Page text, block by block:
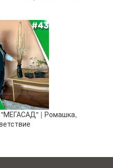
| Ромашка,